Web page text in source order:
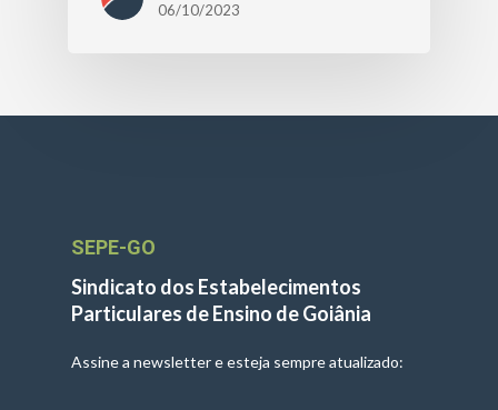
06/10/2023
SEPE-GO
Sindicato dos Estabelecimentos
Particulares de Ensino de Goiânia
Assine a newsletter e esteja sempre atualizado: